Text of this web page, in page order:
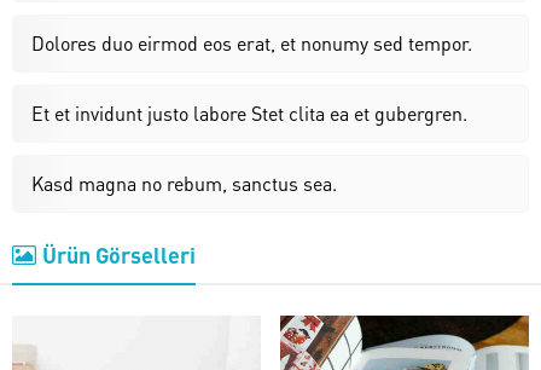
Dolores duo eirmod eos erat, et nonumy sed tempor.
Et et invidunt justo labore Stet clita ea et gubergren.
Kasd magna no rebum, sanctus sea.
Ürün Görselleri